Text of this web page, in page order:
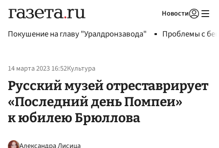
Новости
Покушение на главу "Уралдронзавода" Проблемы с
14 марта 2023 16:52Культура
Русский музей отреставрирует
«Последний день Помпеи»
к юбилею Брюллова
Александра Лисица